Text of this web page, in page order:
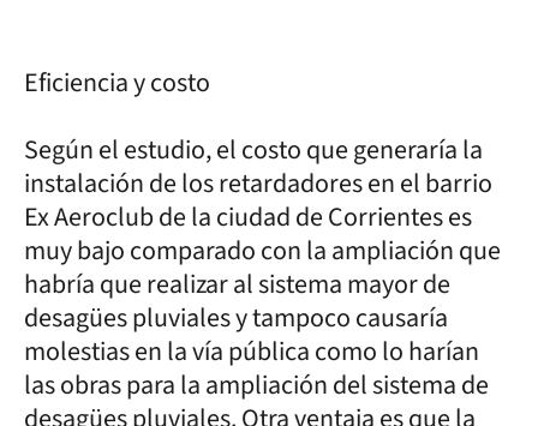
Eficiencia y costo
Según el estudio, el costo que generaría la
instalación de los retardadores en el barrio
Ex Aeroclub de la ciudad de Corrientes es
muy bajo comparado con la ampliación que
habría que realizar al sistema mayor de
desagües pluviales y tampoco causaría
molestias en la vía pública como lo harían
las obras para la ampliación del sistema de